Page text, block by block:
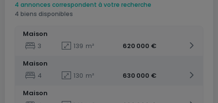
4 annonces correspondent à votre recherche
4 biens disponibles
Maison
3
139 m²
620 000 €
Maison
4
130 m²
630 000 €
Maison